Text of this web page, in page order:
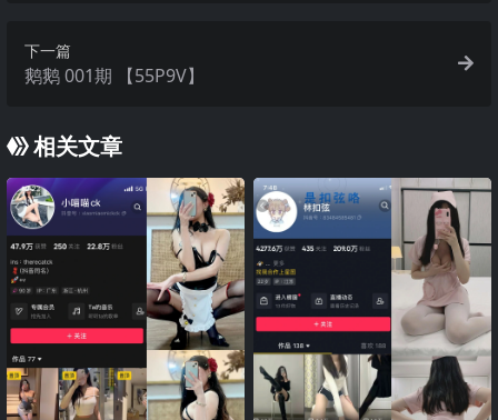
下一篇
鹅鹅 001期 【55P9V】
相关文章